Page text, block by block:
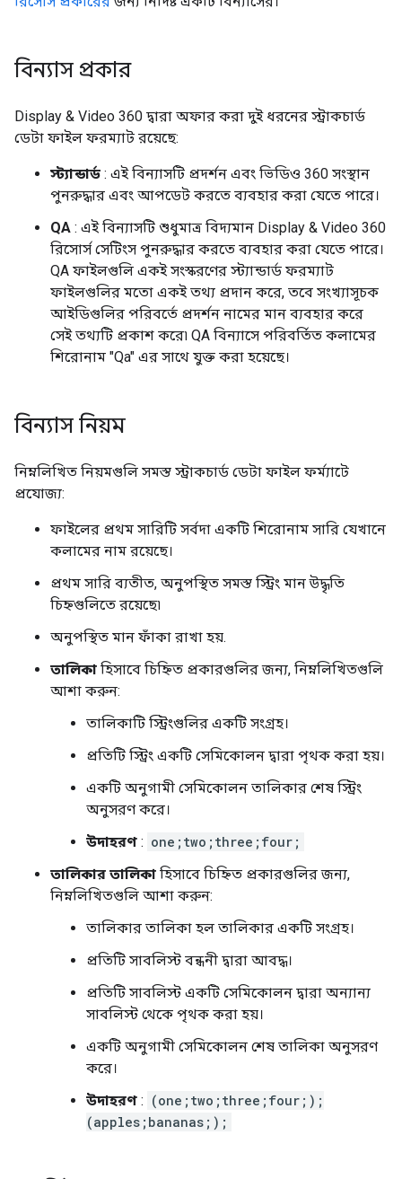
বিন্যাস প্রকার
Display & Video 360 দ্বারা অফার করা দুই ধরনের স্ট্রাকচার্ড
ডেটা ফাইল ফরম্যাট রয়েছে:
স্ট্যান্ডার্ড : এই বিন্যাসটি প্রদর্শন এবং ভিডিও 360 সংস্থান
পুনরুদ্ধার এবং আপডেট করতে ব্যবহার করা যেতে পারে।
QA : এই বিন্যাসটি শুধুমাত্র বিদ্যমান Display & Video 360
রিসোর্স সেটিংস পুনরুদ্ধার করতে ব্যবহার করা যেতে পারে।
QA ফাইলগুলি একই সংস্করণের স্ট্যান্ডার্ড ফরম্যাট
ফাইলগুলির মতো একই তথ্য প্রদান করে, তবে সংখ্যাসূচক
আইডিগুলির পরিবর্তে প্রদর্শন নামের মান ব্যবহার করে
সেই তথ্যটি প্রকাশ করে৷ QA বিন্যাসে পরিবর্তিত কলামের
শিরোনাম "Qa" এর সাথে যুক্ত করা হয়েছে।
বিন্যাস নিয়ম
নিম্নলিখিত নিয়মগুলি সমস্ত স্ট্রাকচার্ড ডেটা ফাইল ফর্ম্যাটে
প্রযোজ্য:
ফাইলের প্রথম সারিটি সর্বদা একটি শিরোনাম সারি যেখানে
কলামের নাম রয়েছে।
প্রথম সারি ব্যতীত, অনুপস্থিত সমস্ত স্ট্রিং মান উদ্ধৃতি
চিহ্নগুলিতে রয়েছে৷
অনুপস্থিত মান ফাঁকা রাখা হয়.
তালিকা হিসাবে চিহ্নিত প্রকারগুলির জন্য, নিম্নলিখিতগুলি
আশা করুন:
তালিকাটি স্ট্রিংগুলির একটি সংগ্রহ।
প্রতিটি স্ট্রিং একটি সেমিকোলন দ্বারা পৃথক করা হয়।
একটি অনুগামী সেমিকোলন তালিকার শেষ স্ট্রিং
অনুসরণ করে।
উদাহরণ : one;two;three;four;
তালিকার তালিকা হিসাবে চিহ্নিত প্রকারগুলির জন্য,
নিম্নলিখিতগুলি আশা করুন:
তালিকার তালিকা হল তালিকার একটি সংগ্রহ।
প্রতিটি সাবলিস্ট বন্ধনী দ্বারা আবদ্ধ।
প্রতিটি সাবলিস্ট একটি সেমিকোলন দ্বারা অন্যান্য
সাবলিস্ট থেকে পৃথক করা হয়।
একটি অনুগামী সেমিকোলন শেষ তালিকা অনুসরণ
করে।
উদাহরণ : (one;two;three;four;);
(apples;bananas;);